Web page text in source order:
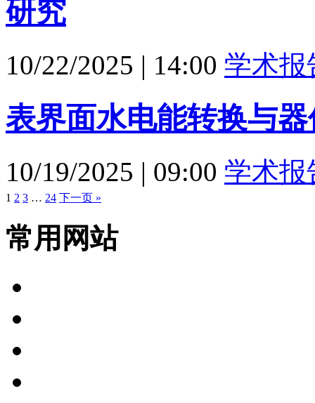
研究
10/22/2025 | 14:00 学术报
表界面水电能转换与器
10/19/2025 | 09:00 学术报
1 2 3 … 24 下一页 »
常用网站